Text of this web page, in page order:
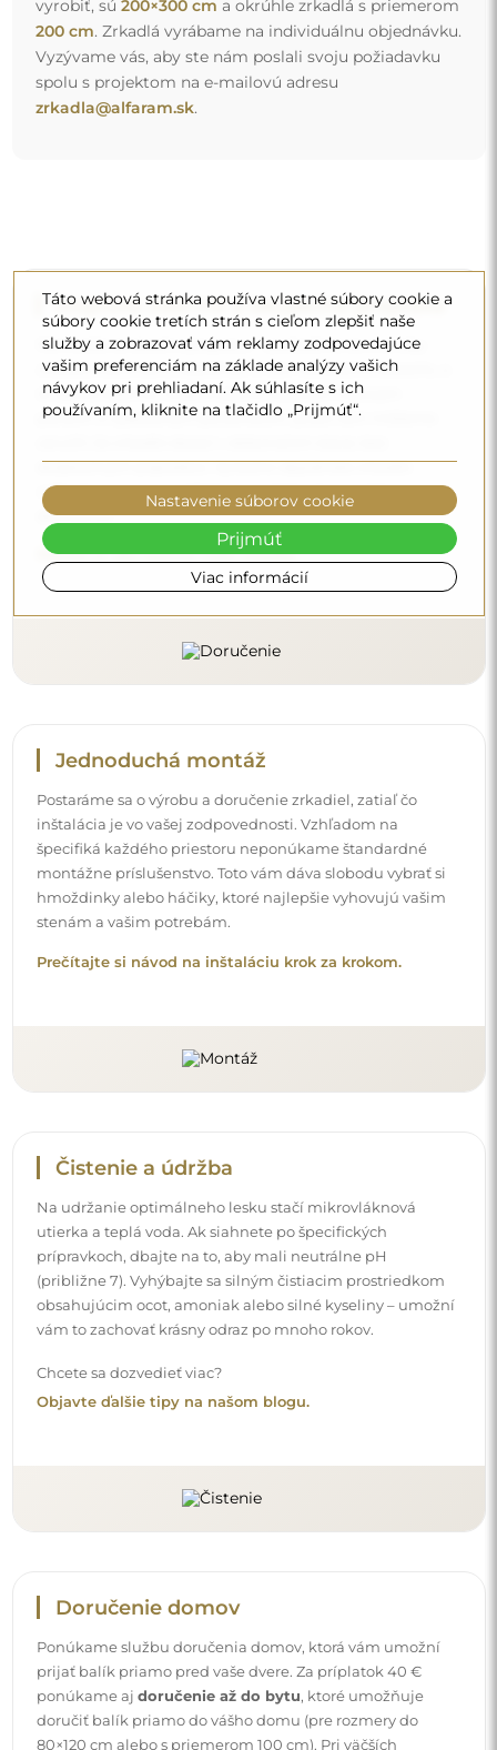
vyrobiť, sú 200×300 cm a okrúhle zrkadlá s priemerom
200 cm. Zrkadlá vyrábame na individuálnu objednávku.
Vyzývame vás, aby ste nám poslali svoju požiadavku
spolu s projektom na e-mailovú adresu
zrkadla@alfaram.sk.
Doprava zdarma a bezpečná preprava
Nemusíte sa starať o prepravu – postaráme sa o to, aby
zrkadlo, ktoré ste si objednali, k vám bezpečne dorazilo, a
to úplne zdarma. Disponujeme vlastným vozovým
parkom a vyškoleným personálom, preto vám môžeme
dodatočných poplatkov. Aj keď si objednáte zrkadlo
veľkých rozmerov, môžete sa spoľahnúť na rýchle
doručenie.
Pozrite si, ako balíme naše zrkadlá.
Jednoduchá montáž
Postaráme sa o výrobu a doručenie zrkadiel, zatiaľ čo
inštalácia je vo vašej zodpovednosti. Vzhľadom na
špecifiká každého priestoru neponúkame štandardné
montážne príslušenstvo. Toto vám dáva slobodu vybrať si
hmoždinky alebo háčiky, ktoré najlepšie vyhovujú vašim
stenám a vašim potrebám.
Prečítajte si návod na inštaláciu krok za krokom.
Čistenie a údržba
Na udržanie optimálneho lesku stačí mikrovláknová
utierka a teplá voda. Ak siahnete po špecifických
prípravkoch, dbajte na to, aby mali neutrálne pH
(približne 7). Vyhýbajte sa silným čistiacim prostriedkom
obsahujúcim ocot, amoniak alebo silné kyseliny – umožní
vám to zachovať krásny odraz po mnoho rokov.
Chcete sa dozvedieť viac?
Objavte ďalšie tipy na našom blogu.
Doručenie domov
Ponúkame službu doručenia domov, ktorá vám umožní
prijať balík priamo pred vaše dvere. Za príplatok 40 €
ponúkame aj doručenie až do bytu, ktoré umožňuje
doručiť balík priamo do vášho domu (pre rozmery do
80×120 cm alebo s priemerom 100 cm). Pri väčších
Táto webová stránka používa vlastné súbory cookie a
súbory cookie tretích strán s cieľom zlepšiť naše
služby a zobrazovať vám reklamy zodpovedajúce
vašim preferenciám na základe analýzy vašich
návykov pri prehliadaní. Ak súhlasíte s ich
používaním, kliknite na tlačidlo „Prijmúť“.
Viac informácií
Nastavenie súborov cookie
Prijmúť